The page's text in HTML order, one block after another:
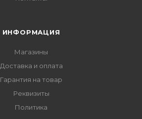
ИНФОРМАЦИЯ
Магазины
Доставка и оплата
Гарантия на товар
Реквизиты
Политика